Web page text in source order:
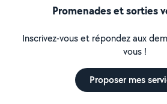
Promenades et sorties
Inscrivez-vous et répondez aux
vous !
Proposer mes